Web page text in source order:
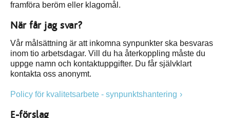
framföra beröm eller klagomål.
När får jag svar?
Vår målsättning är att inkomna synpunkter ska besvaras
inom tio arbetsdagar. Vill du ha återkoppling måste du
uppge namn och kontaktuppgifter. Du får självklart
kontakta oss anonymt.
Policy för kvalitetsarbete - synpunktshantering
E-förslag